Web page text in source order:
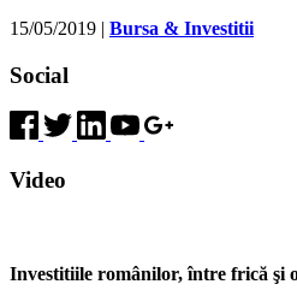
15/05/2019 | Bursa & Investitii
Social
Video
Investitiile românilor, între frică şi